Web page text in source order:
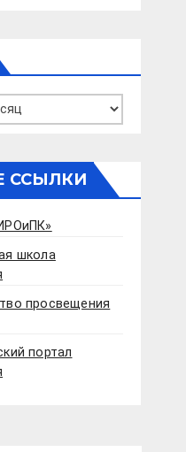
ССЫЛКИ
школа
просвещения
портал